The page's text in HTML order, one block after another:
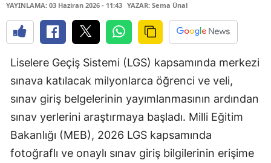
YAYINLAMA: 03 Haziran 2026 - 11:43 YAZAR: Sema Ünal
Liselere Geçiş Sistemi (LGS) kapsamında merkezi
sınava katılacak milyonlarca öğrenci ve veli,
sınav giriş belgelerinin yayımlanmasının ardından
sınav yerlerini araştırmaya başladı. Milli Eğitim
Bakanlığı (MEB), 2026 LGS kapsamında
fotoğraflı ve onaylı sınav giriş bilgilerinin erişime